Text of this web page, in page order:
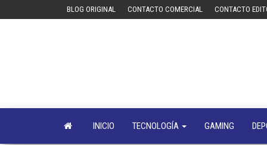
BLOG ORIGINAL CONTACTO COMERCIAL CONTACTO
INICIO TECNOLOGÍA GAMING